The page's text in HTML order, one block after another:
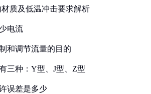
材质及低温冲击要求解析
电流
和调节流量的目的
三种：Y型、J型、Z型
误差是多少